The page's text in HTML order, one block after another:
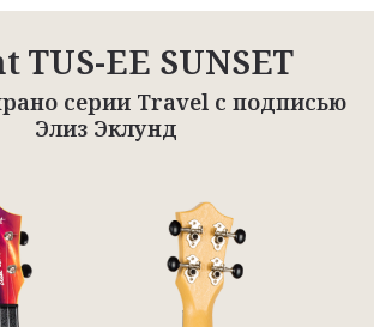
TUS-EE SUNSET
серии Travel с подписью
Элиз Эклунд